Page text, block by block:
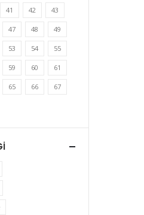
41 42 43
47 48 49
53 54 55
59 60 61
65 66 67